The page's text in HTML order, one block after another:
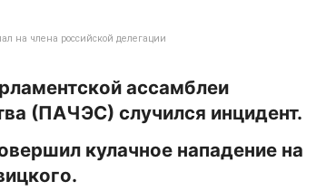
на члена российской делегации
ассамблеи
(ПАЧЭС) случился инцидент.
кулачное нападение на